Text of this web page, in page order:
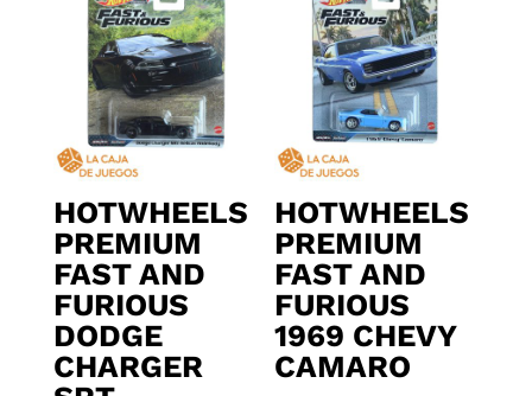
HOTWHEELS
PREMIUM
FAST AND
FURIOUS
DODGE
CHARGER
HOTWHEELS
PREMIUM
FAST AND
FURIOUS
1969 CHEVY
CAMARO